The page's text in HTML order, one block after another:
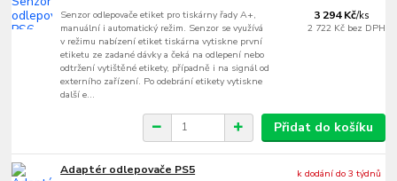
Senzor odlepovače etiket pro tiskárny řady A+,
manuální i automatický režim. Senzor se využívá
v režimu nabízení etiket tiskárna vytiskne první
etiketu ze zadané dávky a čeká na odlepení nebo
odtržení vytištěné etikety, případně i na signál od
externího zařízení. Po odebrání etikety vytiskne
další e...
3 294 Kč/ks
2 722 Kč bez DPH
Přidat do košíku
Adaptér odlepovače PS5 k dodání do 3 týdnů